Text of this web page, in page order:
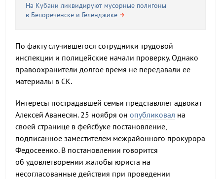
На Кубани ликвидируют мусорные полигоны
в Белореченске и Геленджике
По факту случившегося сотрудники трудовой
инспекции и полицейские начали проверку. Однако
правоохранители долгое время не передавали ее
материалы в СК.
Интересы пострадавшей семьи представляет адвокат
Алексей Аванесян. 25 ноября он опубликовал на
своей странице в фейсбуке постановление,
подписанное заместителем межрайонного прокурора
Федосеенко. В постановлении говорится
об удовлетворении жалобы юриста на
несогласованные действия при проведении